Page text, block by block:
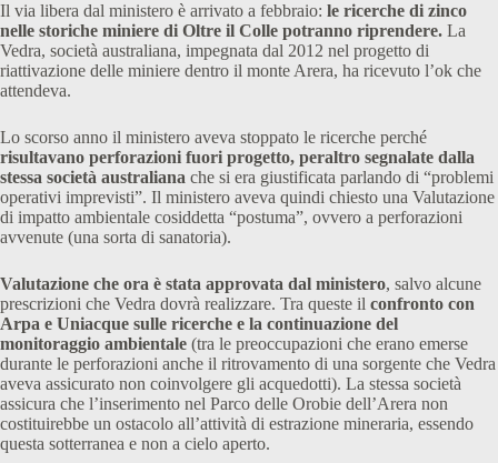
Il via libera dal ministero è arrivato a febbraio: le ricerche di zinco
nelle storiche miniere di Oltre il Colle potranno riprendere. La
Vedra, società australiana, impegnata dal 2012 nel progetto di
riattivazione delle miniere dentro il monte Arera, ha ricevuto l’ok che
attendeva.
Lo scorso anno il ministero aveva stoppato le ricerche perché
risultavano perforazioni fuori progetto, peraltro segnalate dalla
stessa società australiana che si era giustificata parlando di “problemi
operativi imprevisti”. Il ministero aveva quindi chiesto una Valutazione
di impatto ambientale cosiddetta “postuma”, ovvero a perforazioni
avvenute (una sorta di sanatoria).
Valutazione che ora è stata approvata dal ministero, salvo alcune
prescrizioni che Vedra dovrà realizzare. Tra queste il confronto con
Arpa e Uniacque sulle ricerche e la continuazione del
monitoraggio ambientale (tra le preoccupazioni che erano emerse
durante le perforazioni anche il ritrovamento di una sorgente che Vedra
aveva assicurato non coinvolgere gli acquedotti). La stessa società
assicura che l’inserimento nel Parco delle Orobie dell’Arera non
costituirebbe un ostacolo all’attività di estrazione mineraria, essendo
questa sotterranea e non a cielo aperto.